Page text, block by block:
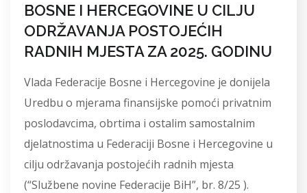
BOSNE I HERCEGOVINE U CILJU
ODRŽAVANJA POSTOJEĆIH
RADNIH MJESTA ZA 2025. GODINU
Vlada Federacije Bosne i Hercegovine je donijela
Uredbu o mjerama finansijske pomoći privatnim
poslodavcima, obrtima i ostalim samostalnim
djelatnostima u Federaciji Bosne i Hercegovine u
cilju održavanja postojećih radnih mjesta
(“Službene novine Federacije BiH”, br. 8/25 ).